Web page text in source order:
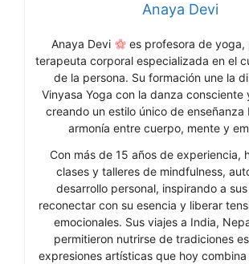
Anaya Devi
Anaya Devi
es profesora de yoga,
terapeuta corporal especializada en el
de la persona. Su formación une la
Vinyasa Yoga con la danza consciente
creando un estilo único de enseñanza
armonía entre cuerpo, mente y
Con más de 15 años de experiencia,
clases y talleres de mindfulness,
desarrollo personal, inspirando a
reconectar con su esencia y liberar
emocionales. Sus viajes a India,
permitieron nutrirse de tradiciones
expresiones artísticas que hoy